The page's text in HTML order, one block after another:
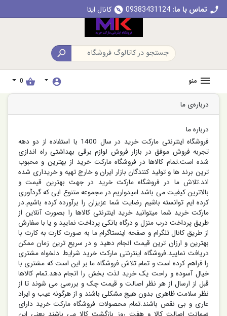
call تماس با ما: 09383431124
explore کانال ایتا

منو account_circle
shopping_basket
0
درباره‌ی ما
درباره ما
فروشگاه اینترنتی مارکت خرید در سال 1400 با استفاده از دو دهه
تجربه فروش موفق در بازار فروش لوازم برقی بهداشتی راه اندازی
شده است.تمام کالاها در فروشگاه مارکت خرید از بهترین و محبوب
ترین برند ها و تولید کنندگان بازار ایران و خارج تهیه و خریداری شده
اند.تلاش ما در فروشگاه مارکت خرید در جهت بهترین قیمت و
بالاترین کیفیت می باشد.امیدواریم در مجموعه متنوع ایی که گردآوری
کرده ایم توانسته باشیم رضایت شما عزیزان را برآورده کرده باشیم.در
مارکت خرید شما میتوانید خرید اینترنتی کالاها را بصورت آنلاین از
طریق پرداخت درب منزل و درگاه بانکی پرداخت نمایید و یا با سفارش
از طریق کانال تلگرام و صفحه اینستاگرام ما به صورت کارت به کارت با
بهترین و ارزان ترین قیمت انجام دهید و در سریع ترین زمان ممکن
دریافت نمایید.فروشگاه اینترنتی مارکت خرید شرایط دلخواه مشتری
را فراهم کرده است و تمام تلاش فروشگاه ما بر این است که مشتری با
خیال آسوده و راحت یک خرید لذت بخش را انجام دهد.تمام کالاها
قبل از ارسال از هر نظر اصالت و قیمت چک و بررسی می شوند تا از
نظر سلامت ظاهری بدون هیچ مشکلی باشند و از هرگونه عیب و ایراد
عاری و بی نقص باشند.تمام محصولات فروشگاه مارکت خرید دارای